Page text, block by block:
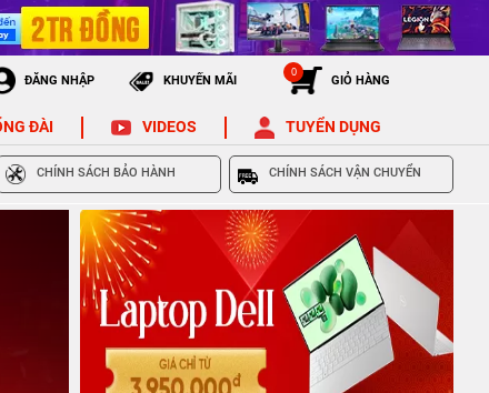
ĐĂNG NHẬP KHUYẾN MÃI
0
GIỎ HÀNG
ĐÀI VIDEOS TUYỂN DỤNG
CHÍNH SÁCH BẢO HÀNH CHÍNH SÁCH VẬN CHUYỂN